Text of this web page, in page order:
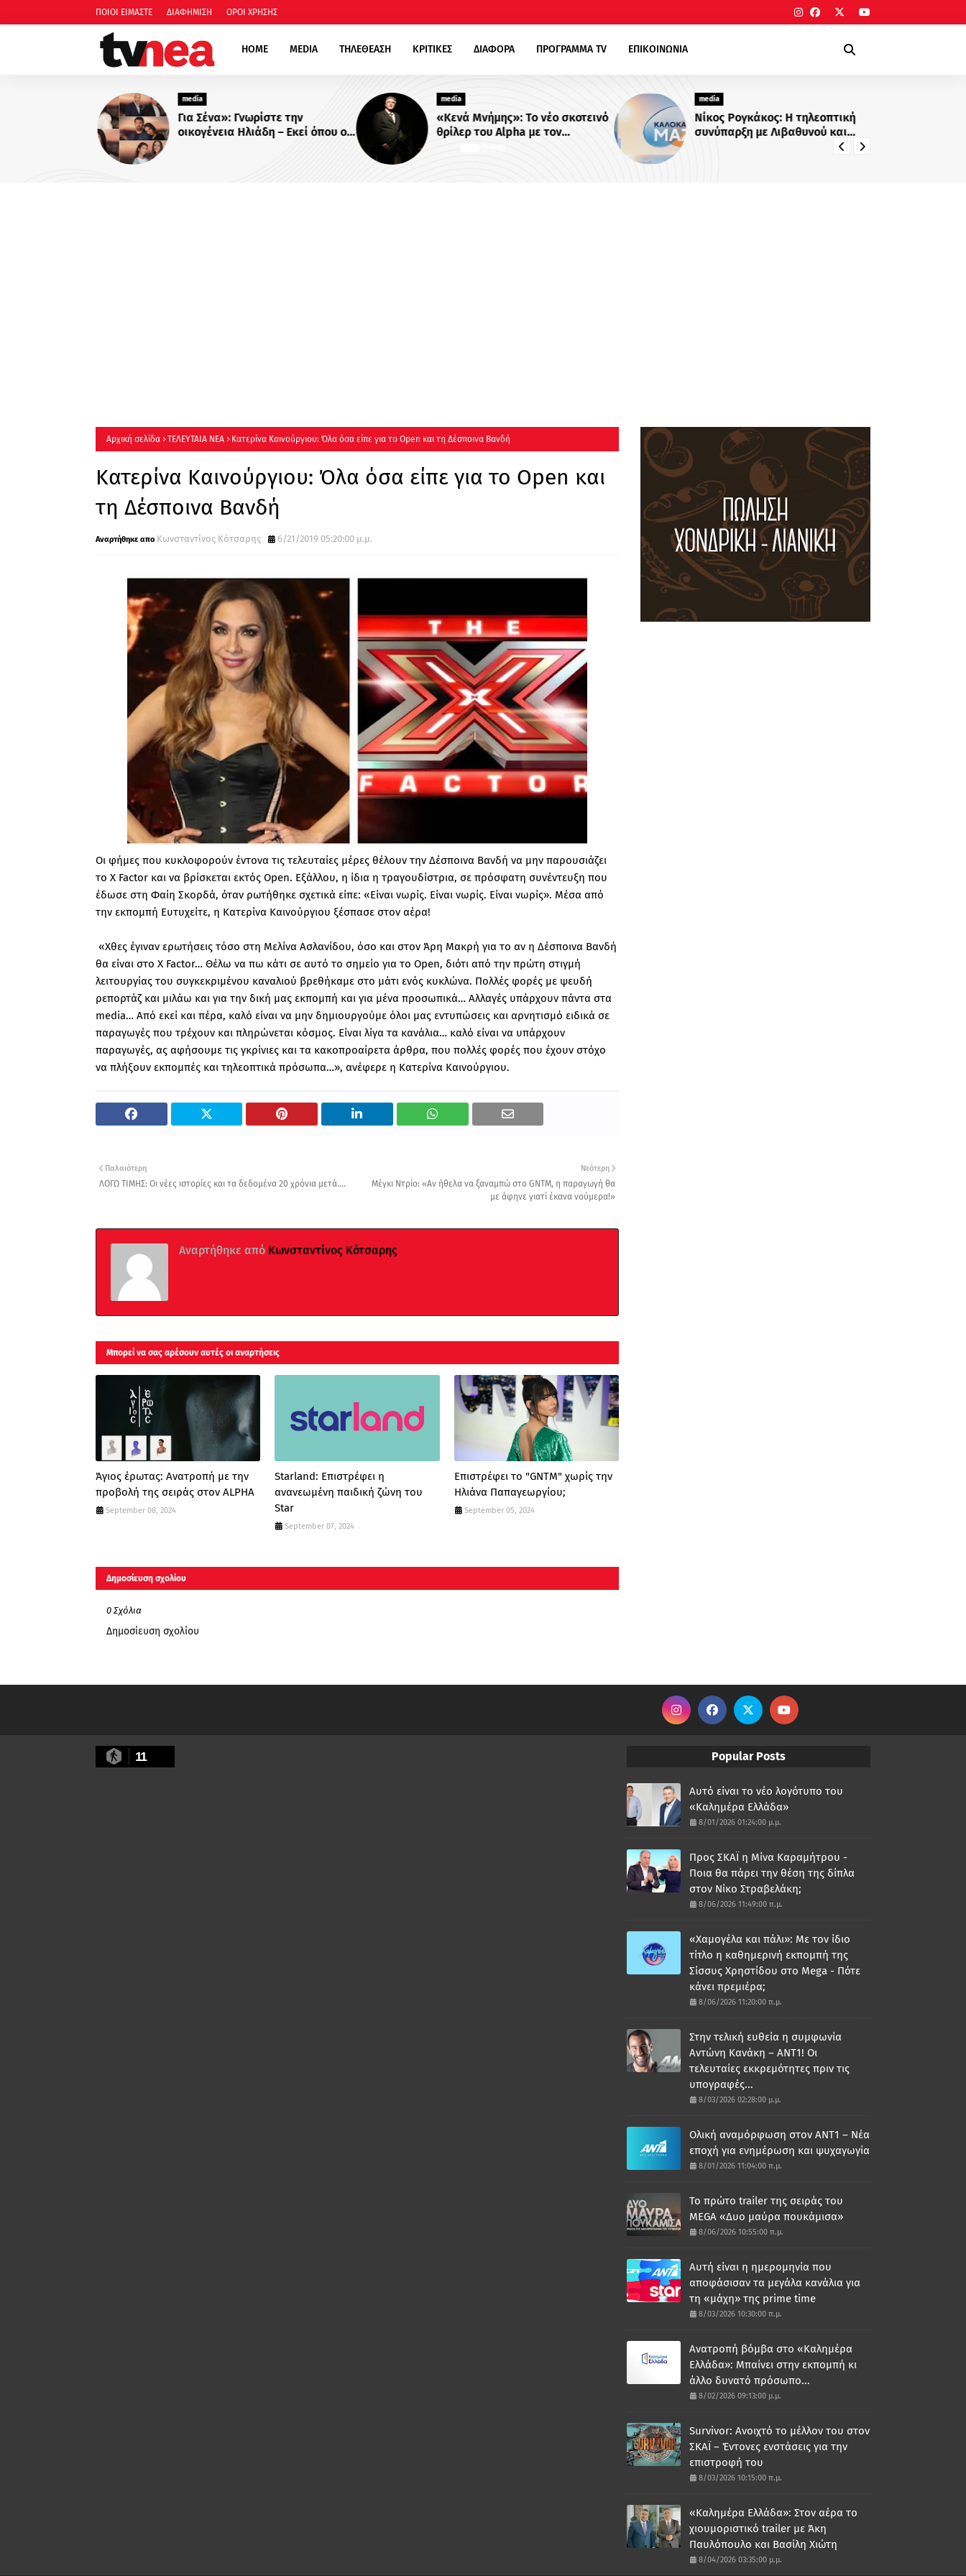
ΠΟΙΟΙ ΕΙΜΑΣΤΕ ΔΙΑΦΗΜΙΣΗ ΟΡΟΙ ΧΡΗΣΗΣ
HOME MEDIA ΤΗΛΕΘΕΑΣΗ ΚΡΙΤΙΚΕΣ ΔΙΑΦΟΡΑ ΠΡΟΓΡΑΜΜΑ TV ΕΠΙΚΟΙΝΩΝΙΑ
media
Για Σένα»: Γνωρίστε την
οικογένεια Ηλιάδη – Εκεί όπου οι
media
«Κενά Μνήμης»: Το νέο σκοτεινό
θρίλερ του Alpha με τον
media
Νίκος Ρογκάκος: Η τηλεοπτική
συνύπαρξη με Λιβαθυνού και
Αρχική σελίδα ΤΕΛΕΥΤΑΙΑ ΝΕΑ Κατερίνα Καινούργιου: Όλα όσα είπε για το Open και τη Δέσποινα Βανδή
Κατερίνα Καινούργιου: Όλα όσα είπε για το Open και
τη Δέσποινα Βανδή
Κωνσταντίνος Κότσαρης 6/21/2019 05:20:00 μ.μ.
Οι φήμες που κυκλοφορούν έντονα τις τελευταίες μέρες θέλουν την Δέσποινα Βανδή να μην παρουσιάζει
το X Factor και να βρίσκεται εκτός Open. Εξάλλου, η ίδια η τραγουδίστρια, σε πρόσφατη συνέντευξη που
έδωσε στη Φαίη Σκορδά, όταν ρωτήθηκε σχετικά είπε: «Είναι νωρίς. Είναι νωρίς. Είναι νωρίς». Μέσα από
την εκπομπή Ευτυχείτε, η Κατερίνα Καινούργιου ξέσπασε στον αέρα!
«Χθες έγιναν ερωτήσεις τόσο στη Μελίνα Ασλανίδου, όσο και στον Άρη Μακρή για το αν η Δέσποινα Βανδή
θα είναι στο X Factor… Θέλω να πω κάτι σε αυτό το σημείο για το Open, διότι από την πρώτη στιγμή
λειτουργίας του συγκεκριμένου καναλιού βρεθήκαμε στο μάτι ενός κυκλώνα. Πολλές φορές με ψευδή
ρεπορτάζ και μιλάω και για την δική μας εκπομπή και για μένα προσωπικά… Αλλαγές υπάρχουν πάντα στα
media… Από εκεί και πέρα, καλό είναι να μην δημιουργούμε όλοι μας εντυπώσεις και αρνητισμό ειδικά σε
παραγωγές που τρέχουν και πληρώνεται κόσμος. Είναι λίγα τα κανάλια… καλό είναι να υπάρχουν
παραγωγές, ας αφήσουμε τις γκρίνιες και τα κακοπροαίρετα άρθρα, που πολλές φορές που έχουν στόχο
να πλήξουν εκπομπές και τηλεοπτικά πρόσωπα…», ανέφερε η Κατερίνα Καινούργιου.
Νεότερη
Μέγκι Ντρίο: «Αν ήθελα να ξαναμπώ στο GNTM, η παραγωγή θα
με άφηνε γιατί έκανα νούμερα!»
Παλαιότερη
ΛΟΓΩ ΤΙΜΗΣ: Οι νέες ιστορίες και τα δεδομένα 20 χρόνια μετά....
Αναρτήθηκε από Κωνσταντίνος Κότσαρης
Μπορεί να σας αρέσουν αυτές οι αναρτήσεις
Άγιος έρωτας: Ανατροπή με την
προβολή της σειράς στον ALPHA
September 08, 2024
Starland: Επιστρέφει η
ανανεωμένη παιδική ζώνη του
Star
September 07, 2024
Επιστρέφει το "GNTM" χωρίς την
Ηλιάνα Παπαγεωργίου;
September 05, 2024
Δημοσίευση σχολίου
0 Σχόλια
Δημοσίευση σχολίου
11 Popular Posts
Αυτό είναι το νέο λογότυπο του
«Καλημέρα Ελλάδα»
8/01/2026 01:24:00 μ.μ.
Προς ΣΚΑΪ η Μίνα Καραμήτρου -
Ποια θα πάρει την θέση της δίπλα
στον Νίκο Στραβελάκη;
8/06/2026 11:49:00 π.μ.
«Χαμογέλα και πάλι»: Με τον ίδιο
τίτλο η καθημερινή εκπομπή της
Σίσσυς Χρηστίδου στο Mega - Πότε
κάνει πρεμιέρα;
8/06/2026 11:20:00 π.μ.
Στην τελική ευθεία η συμφωνία
Αντώνη Κανάκη – ΑΝΤ1! Οι
τελευταίες εκκρεμότητες πριν τις
υπογραφές...
8/03/2026 02:28:00 μ.μ.
Ολική αναμόρφωση στον ΑΝΤ1 – Νέα
εποχή για ενημέρωση και ψυχαγωγία
8/01/2026 11:04:00 π.μ.
Το πρώτο trailer της σειράς του
MEGA «Δυο μαύρα πουκάμισα»
8/06/2026 10:55:00 π.μ.
Αυτή είναι η ημερομηνία που
αποφάσισαν τα μεγάλα κανάλια για
τη «μάχη» της prime time
8/03/2026 10:30:00 π.μ.
Ανατροπή βόμβα στο «Καλημέρα
Ελλάδα»: Μπαίνει στην εκπομπή κι
άλλο δυνατό πρόσωπο...
8/02/2026 09:13:00 μ.μ.
Survivor: Ανοιχτό το μέλλον του στον
ΣΚΑΪ – Έντονες ενστάσεις για την
επιστροφή του
8/03/2026 10:15:00 π.μ.
«Καλημέρα Ελλάδα»: Στον αέρα το
χιουμοριστικό trailer με Άκη
Παυλόπουλο και Βασίλη Χιώτη
8/04/2026 03:35:00 μ.μ.